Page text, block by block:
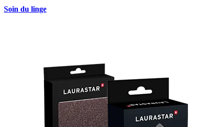
Soin du linge